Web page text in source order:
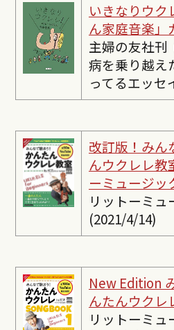
いきなりウク
ん家庭音楽」
主婦の友社刊
病を乗り越え
ってるエッセ
改訂版！みん
んウクレレ教
ーミュージッ
リットーミュ
(2021/4/14)
New Edition
んたんウク
リットーミュ